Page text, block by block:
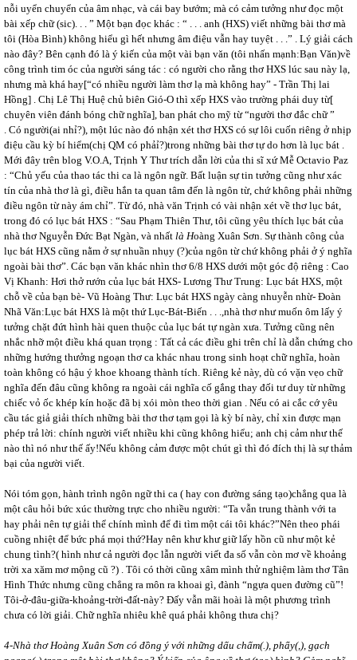
nỗi uyển chuyển của âm nhạc, và cái bay bướm; mà có cảm tưởng như đọc một
bài xếp chữ (sic). . . ” Một bạn đọc khác : “ . . . anh (HXS) viết những bài thơ mà
tôi (Hòa Bình) không hiểu gì hết nhưng âm điệu vẫn hay tuyệt . . .” . Lý giải cách
nào đây? Bên cạnh đó là ý kiến của một vài bạn văn (tôi nhấn mạnh:Bạn Văn)về
công trình tim óc của người sáng tác : có người cho rằng thơ HXS lúc sau này lạ,
nhưng mà khá hay[“có nhiều người làm thơ lạ mà không hay” - Trần Thị lai
Hồng] . Chị Lê Thị Huệ chủ biên Gió-O thì xếp HXS vào trường phái duy từ[
chuyên viên đánh bóng chữ nghĩa], ban phát cho mỹ từ “người thơ đắc chữ ”
. Có người(ai nhỉ?), một lúc nào đó nhận xét thơ HXS có sự lôi cuốn riêng ở nhịp
điệu cầu kỳ bí hiểm(chị QM có phảỉ?)trong những bài thơ tự do hơn là lục bát .
Mới đây trên blog V.O.A, Trịnh Y Thư trích dẫn lời của thi sĩ xứ Mễ Octavio Paz
: “Chủ yếu của thao tác thi ca là ngôn ngữ. Bất luận sự tin tưởng cũng như xác
tín của nhà thơ là gì, điều hắn ta quan tâm đến là ngôn từ, chứ không phải những
điều ngôn từ này ám chỉ”. Từ đó, nhà văn Trịnh có vài nhận xét về thơ lục bát,
trong đó có lục bát HXS : “Sau Phạm Thiên Thư, tôi cũng yêu thích lục bát của
nhà thơ Nguyễn Đức Bạt Ngàn, và nhất là Hoàng Xuân Sơn. Sự thành công của
lục bát HXS cũng nằm ở sự nhuần nhụy (?)của ngôn từ chứ không phải ở ý nghĩa
ngoài bài thơ”. Các bạn văn khác nhìn thơ 6/8 HXS dưới một góc độ riêng : Cao
Vị Khanh: Hơi thở rướn của lục bát HXS- Lương Thư Trung: Lục bát HXS, một
chỗ về của bạn bè- Vũ Hoàng Thư: Lục bát HXS ngày càng nhuyễn nhừ- Đoàn
Nhã Văn:Lục bát HXS là một thứ Lục-Bát-Biến . . .,nhà thơ như muốn ôm lấy ý
tưởng chặt đứt hình hài quen thuộc của lục bát tự ngàn xưa. Tưởng cũng nên
nhắc nhỡ một điều khá quan trọng : Tất cả các điều ghi trên chỉ là dẫn chứng cho
những hướng thưởng ngoạn thơ ca khác nhau trong sinh hoạt chữ nghĩa, hoàn
toàn không có hậu ý khoe khoang thành tích. Riêng kẻ này, dù có vặn vẹo chữ
nghĩa đến đâu cũng không ra ngoài cái nghĩa cố gắng thay đối tư duy từ những
chiếc vỏ ốc khép kín hoặc đã bị xói mòn theo thời gian . Nếu có ai cắc cớ yêu
cầu tác giả giải thích những bài thơ thơ tạm gọi là kỳ bí này, chỉ xin được mạn
phép trả lời: chính người viết nhiều khi cũng không hiểu; anh chị cảm như thế
nào thì nó như thế ấy!Nếu không cảm được một chút gì thì đó đích thị là sự thảm
bại của người viết.
Nói tóm gọn, hành trình ngôn ngữ thi ca ( hay con đường sáng tạo)chẳng qua là
một câu hỏi bức xúc thường trực cho nhiều người: “Ta vẫn trung thành với ta
hay phải nên tự giải thể chính mình để đi tìm một cái tôi khác?”Nên theo phái
cuồng nhiệt để bức phá mọi thứ?Hay nên khư khư giữ lấy hồn cũ như một kẻ
chung tình?( hình như cả người đọc lẫn người viết đa số vẫn còn mơ về khoảng
trời xa xăm mơ mộng cũ ?) . Tôi có thời cũng xâm mình thử nghiệm làm thơ Tân
Hình Thức nhưng cũng chẳng ra môn ra khoai gì, đành “ngựa quen đường cũ”!
Tôi-ở-đâu-giữa-khoảng-trời-đất-này? Đấy vẫn mãi hoài là một phương trình
chưa có lời giải. Chữ nghĩa nhiêu khê quá phải không thưa chị?
4-Nhà thơ Hoàng Xuân Sơn có đồng ý với những dấu chấm(.), phẩy(,), gạch